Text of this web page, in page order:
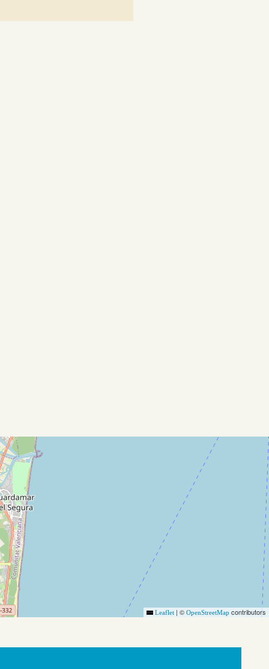
Leaflet | © OpenStreetMap contributors